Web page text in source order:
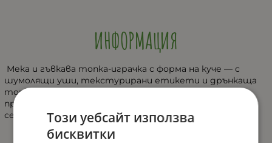
ИНФОРМАЦИЯ
Мека и гъвкава топка-играчка с форма на куче — с
шумолящи уши, текстурирани етикети и дрънкаща
топка вътре. Подходяща за стимулираща игра и
приятно стимулиране на фината моторика и
сетивата при бебета от самото раждане.
Този уебсайт използва
бисквитки